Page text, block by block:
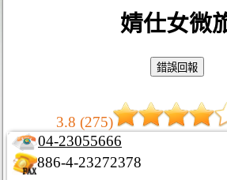
婧仕女微
3.8 (275)
04-23055666
886-4-23272378